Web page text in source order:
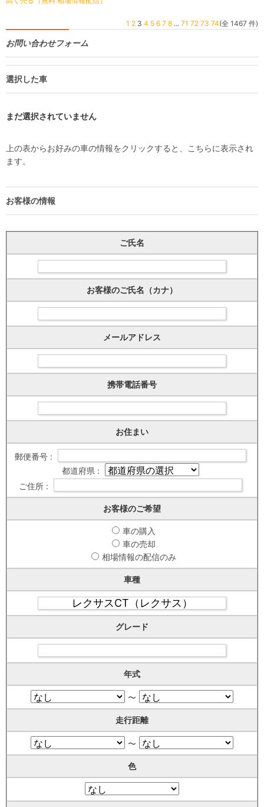
1 2 3 4 5 6 7 8 ... 71 72 73 74(全 1467 件)
お問い合わせフォーム
選択した車
まだ選択されていません
上の表からお好みの車の情報をクリックすると、こちらに表示され
ます。
お客様の情報
ご氏名
お客様のご氏名（カナ）
メールアドレス
携帯電話番号
お住まい
郵便番号 :
都道府県 :
ご住所 :
お客様のご希望
車の購入
車の売却
相場情報の配信のみ
車種
グレード
年式
〜
走行距離
〜
色